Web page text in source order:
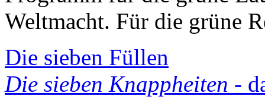
Weltmacht. Für die grüne
Die sieben Füllen
Die sieben Knappheiten -